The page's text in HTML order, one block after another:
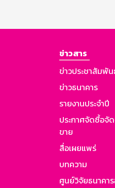
ข่าวสาร
ข่าวประชาสัมพั
ข่าวธนาคาร
รายงานประจำปี
ประกาศจัดซื้อจั
ขาย
สื่อเผยแพร่
บทความ
ศูนย์วิจัยธนาคา